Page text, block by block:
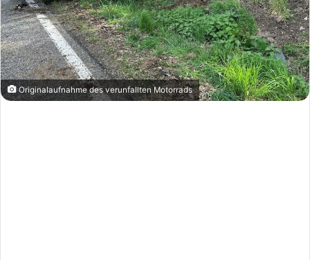
Originalaufnahme des verunfallten Motorrads